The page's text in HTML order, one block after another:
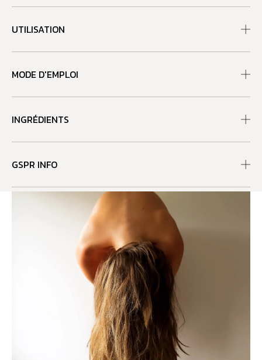
UTILISATION
MODE D'EMPLOI
INGRÉDIENTS
GSPR INFO
RECOMMANDATIONS